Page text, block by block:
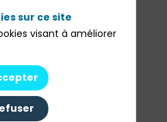
France
sur ce site
visant à améliorer